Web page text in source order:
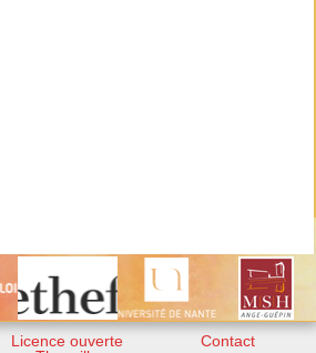
Licence ouverte
Contact